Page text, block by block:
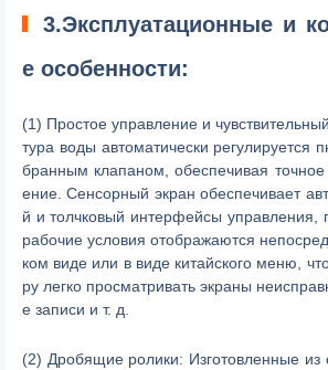
3.Эксплуатационные и
е особенности:
(1) Простое управление и
тура воды автоматически регулируется
бранным клапаном, обеспечивая
ение. Сенсорный экран обеспечивает
й и толчковый интерфейсы управления,
рабочие условия отображаются
ком виде или в виде китайского меню,
ру легко просматривать экраны
е записи и т. д.
(2) Дробящие ролики: Изготовленные из